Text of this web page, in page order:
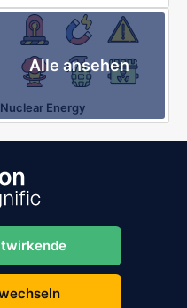
Alle ansehen
Nuclear Energy